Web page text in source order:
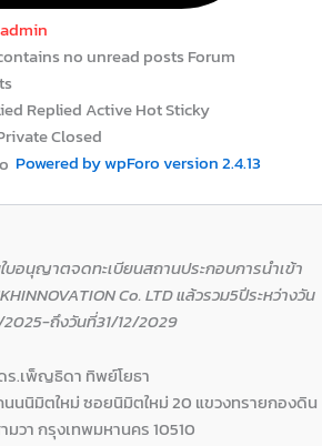
admin
no unread postsForum
Replied ActiveHotSticky
Closed
Powered by wpForo version 2.4.13
อนุญาตจดทะเบียนสถานประกอบการนำเข้า
Co. LTD แล้วรวม5ปีระหว่างวัน
2025-ถึงวันที่31/12/2029
ร.เพ็ญธิดา ทิพย์โยธา
นนนิมิตใหม่ ซอยนิมิตใหม่ 20 แขวงทรายกองดิน
มวา กรุงเทพมหานคร 10510